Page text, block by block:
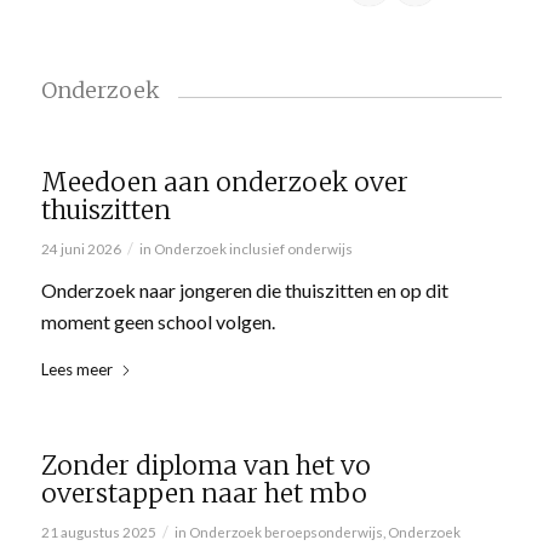
Onderzoek
Meedoen aan onderzoek over
thuiszitten
24 juni 2026 / in Onderzoek inclusief onderwijs
Onderzoek naar jongeren die thuiszitten en op dit
moment geen school volgen.
Lees meer
Zonder diploma van het vo
overstappen naar het mbo
21 augustus 2025 / in Onderzoek beroepsonderwijs Onderzoek